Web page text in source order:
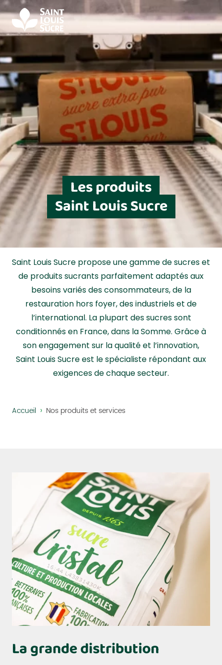
Les produits
Saint Louis Sucre
Saint Louis Sucre propose une gamme de sucres et
de produits sucrants parfaitement adaptés aux
besoins variés des consommateurs, de la
restauration hors foyer, des industriels et de
l’international. La plupart des sucres sont
conditionnés en France, dans la Somme. Grâce à
son engagement sur la qualité et l’innovation,
Saint Louis Sucre est le spécialiste répondant aux
exigences de chaque secteur.
Accueil › Nos produits et services
La grande distribution
Panneau de gestion des cookies